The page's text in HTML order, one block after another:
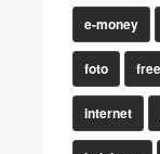
e-money
foto free
internet